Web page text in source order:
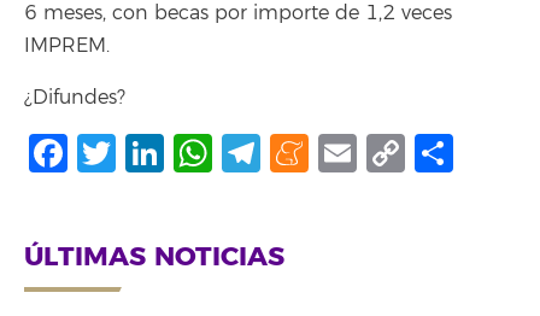
6 meses, con becas por importe de 1,2 veces
IMPREM.
¿Difundes?
Facebook
Twitter
LinkedIn
WhatsApp
Telegram
Meneame
Email
Copy
ÚLTIMAS NOTICIAS